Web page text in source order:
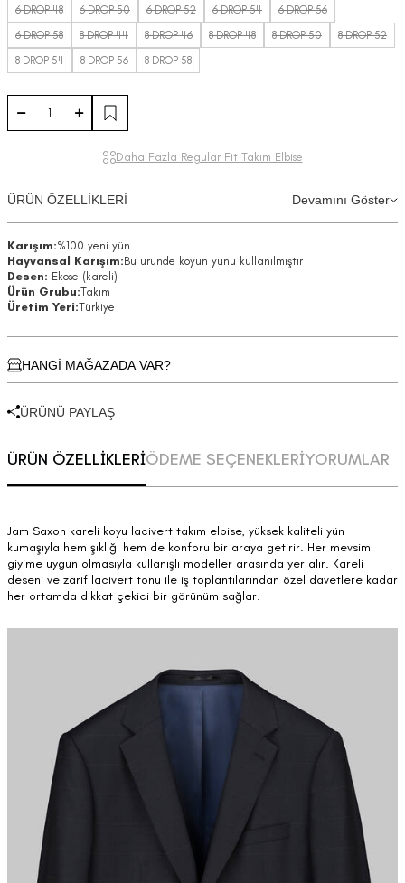
6 DROP 48
6 DROP 50 6 DROP 52 6 DROP 54
6 DROP 56
6 DROP 58
8 DROP 44 8 DROP 46 8 DROP 48 8 DROP 50
8 DROP 52
8 DROP 54
8 DROP 56 8 DROP 58
Daha Fazla Regular Fit Takım Elbise
ÜRÜN ÖZELLİKLERİ Devamını Göster
Karışım:%100 yeni yün
Hayvansal Karışım:Bu üründe koyun yünü kullanılmıştır
Desen: Ekose (kareli)
Ürün Grubu:Takım
Üretim Yeri:Türkiye
HANGİ MAĞAZADA VAR?
ÜRÜNÜ PAYLAŞ
ÜRÜN ÖZELLİKLERİÖDEME SEÇENEKLERİYORUMLAR
Jam Saxon kareli koyu lacivert takım elbise, yüksek kaliteli yün
kumaşıyla hem şıklığı hem de konforu bir araya getirir. Her mevsim
giyime uygun olmasıyla kullanışlı modeller arasında yer alır. Kareli
deseni ve zarif lacivert tonu ile iş toplantılarından özel davetlere kadar
her ortamda dikkat çekici bir görünüm sağlar.